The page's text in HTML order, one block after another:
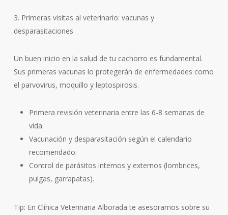
3. Primeras visitas al veterinario: vacunas y
desparasitaciones
Un buen inicio en la salud de tu cachorro es fundamental.
Sus primeras vacunas lo protegerán de enfermedades como
el parvovirus, moquillo y leptospirosis.
Primera revisión veterinaria entre las 6-8 semanas de
vida.
Vacunación y desparasitación según el calendario
recomendado.
Control de parásitos internos y externos (lombrices,
pulgas, garrapatas).
Tip: En Clínica Veterinaria Alborada te asesoramos sobre su